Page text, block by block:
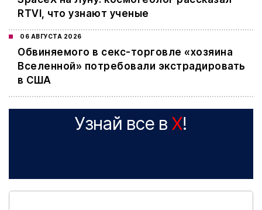
RTVI, что узнают ученые
06 АВГУСТА 2026
Обвиняемого в секс-торговле «хозяина
Вселенной» потребовали экстрадировать
в США
Узнай все в X!